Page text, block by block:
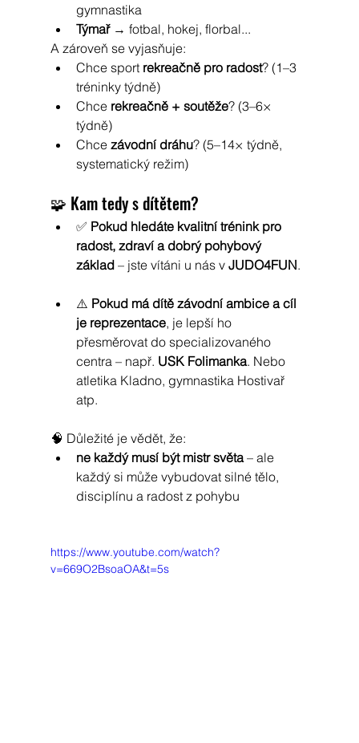
gymnastika
Týmař → fotbal, hokej, florbal...
A zároveň se vyjasňuje:
Chce sport rekreačně pro radost? (1–3
tréninky týdně)
Chce rekreačně + soutěže? (3–6×
týdně)
Chce závodní dráhu? (5–14× týdně,
systematický režim)
🧩 Kam tedy s dítětem?
✅ Pokud hledáte kvalitní trénink pro
radost, zdraví a dobrý pohybový
základ – jste vítáni u nás v JUDO4FUN.
⚠️ Pokud má dítě závodní ambice a cíl
je reprezentace, je lepší ho
přesměrovat do specializovaného
centra – např. USK Folimanka. Nebo
atletika Kladno, gymnastika Hostivař
atp.
🧠 Důležité je vědět, že:
ne každý musí být mistr světa – ale
každý si může vybudovat silné tělo,
disciplínu a radost z pohybu
https://www.youtube.com/watch?
v=669O2BsoaOA&t=5s